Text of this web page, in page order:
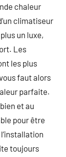
chaleur
climatiseur
un luxe,
Les
les plus
faut alors
parfaite.
et au
pour être
toujours